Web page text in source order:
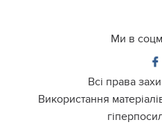
Ми в
Всі права
Використання